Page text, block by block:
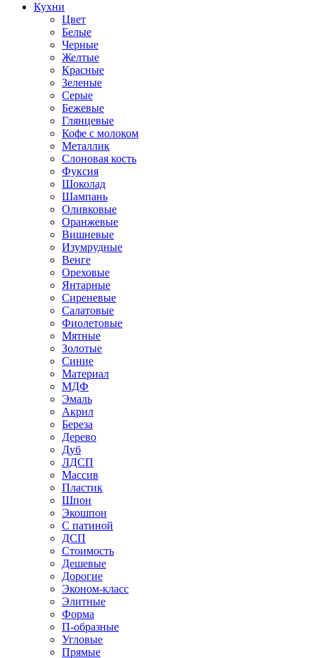
Кухни
Цвет
Белые
Черные
Желтые
Красные
Зеленые
Серые
Бежевые
Глянцевые
Кофе с молоком
Металлик
Слоновая кость
Фуксия
Шоколад
Шампань
Оливковые
Оранжевые
Вишневые
Изумрудные
Венге
Ореховые
Янтарные
Сиреневые
Салатовые
Фиолетовые
Мятные
Золотые
Синие
Материал
МДФ
Эмаль
Акрил
Береза
Дерево
Дуб
ЛДСП
Массив
Пластик
Шпон
Экошпон
С патиной
ДСП
Стоимость
Дешевые
Дорогие
Эконом-класс
Элитные
Форма
П-образные
Угловые
Прямые